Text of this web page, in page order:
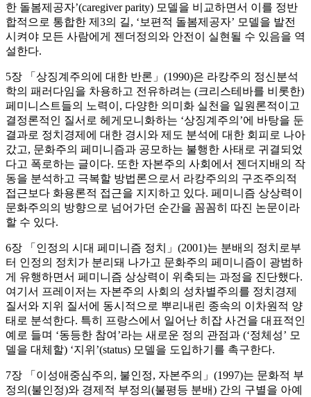
한 돌봄제공자’(caregiver parity) 모델을 비교하면서 이를 정반
합적으로 통합한 제3의 길, ‘보편적 돌봄제공자’ 모델을 발전
시켜야 모든 사람에게 젠더정의와 안전이 실현될 수 있음을 역
설한다.
5장 「상징계주의에 대한 반론」(1990)은 라캉주의 정신분석
학의 패러다임을 차용하고 전유하려는 (크리스테바를 비롯한)
페미니스트들의 노력이, 다양한 의미화 실천을 일원론적이고
결정론적인 질서로 헤게모니화하는 ‘상징계주의’에 바탕을 둔
결과로 정치경제에 대한 경시와 제도 분석에 대한 회피로 나아
갔고, 문화주의 페미니즘과 공모하는 불행한 사태로 귀결되었
다고 폭로하는 글이다. 또한 자본주의 사회에서 젠더지배의 작
동을 분석하고 극복할 방법론으로서 라캉주의의 구조주의적
접근보다 화용론적 접근을 지지하고 있다. 페미니즘 상상력이
문화주의의 방향으로 넘어가던 순간을 꼼꼼히 따진 논문이라
할 수 있다.
6장 「인정의 시대 페미니즘 정치」(2001)는 분배의 정치로부
터 인정의 정치가 분리돼 나가고 문화주의 페미니즘이 광범하
게 유행하면서 페미니즘 상상력이 위축되는 과정을 진단했다.
여기서 프레이저는 자본주의 사회의 성차별주의를 정치경제
질서와 지위 질서에 동시적으로 뿌리내린 종속의 이차원적 양
태로 분석한다. 특히 프랑스에서 일어난 히잡 사건을 대표적인
예로 들며 ‘동등한 참여’라는 새로운 정의 관점과 (‘정체성’ 모
델을 대체할) ‘지위’(status) 모델을 도입하기를 촉구한다.
7장 「이성애중심주의, 불인정, 자본주의」(1997)는 문화적 부
정의(불인정)와 경제적 부정의(불평등 분배) 간의 구별을 아예